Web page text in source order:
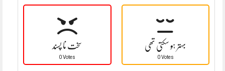
سخت نا پسند
0 Votes
بہتر ہو سکتی تھی
0 Votes